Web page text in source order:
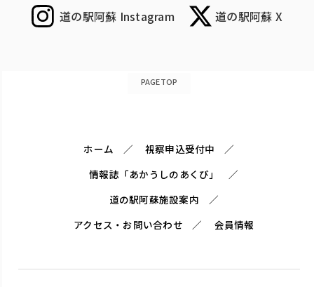
道の駅阿蘇 Instagram 道の駅阿蘇 X
PAGETOP
ホーム
視察申込受付中
情報誌「あかうしのあくび」
道の駅阿蘇施設案内
アクセス・お問い合わせ
会員情報